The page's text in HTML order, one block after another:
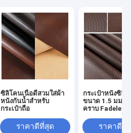
ซิลิโคนเนื้อดีสวมใส่ผ้า
หนังกันน้ำสำหรับ
กระเป๋าถือ
ราคาดีที่สุด
กระเป๋าหนังซิลิ
ขนาด 1.5 มม.
คราบ Fadeless
ราคาดีที่